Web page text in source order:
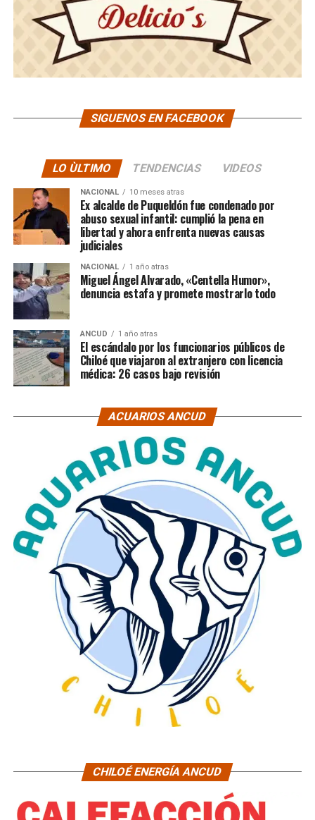
SIGUENOS EN FACEBOOK
LO ÙLTIMO TENDENCIAS VIDEOS
NACIONAL 10 meses atras
Ex alcalde de Puqueldón fue condenado por
abuso sexual infantil: cumplió la pena en
libertad y ahora enfrenta nuevas causas
judiciales
NACIONAL 1 año atras
Miguel Ángel Alvarado, «Centella Humor»,
denuncia estafa y promete mostrarlo todo
ANCUD 1 año atras
El escándalo por los funcionarios públicos de
Chiloé que viajaron al extranjero con licencia
médica: 26 casos bajo revisión
ACUARIOS ANCUD
CHILOÉ ENERGÍA ANCUD